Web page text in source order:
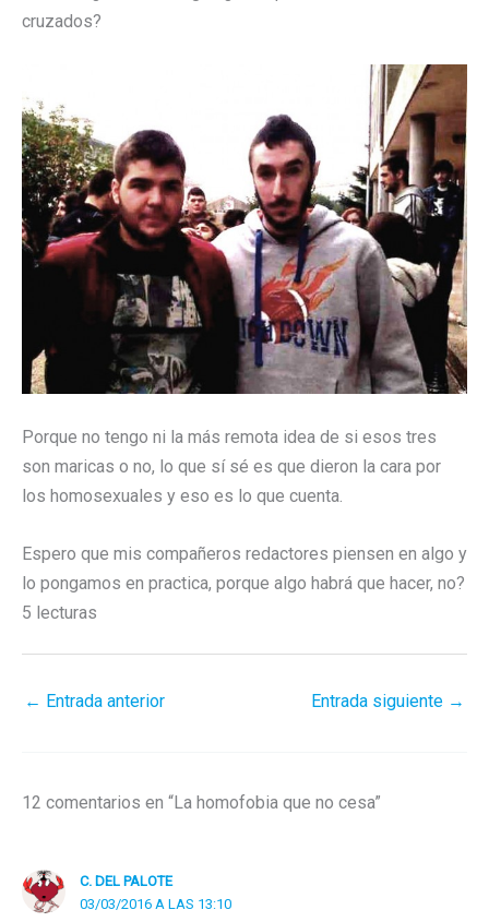
cruzados?
Porque no tengo ni la más remota idea de si esos tres
son maricas o no, lo que sí sé es que dieron la cara por
los homosexuales y eso es lo que cuenta.
Espero que mis compañeros redactores piensen en algo y
lo pongamos en practica, porque algo habrá que hacer, no?
5 lecturas
← Entrada anterior Entrada siguiente →
12 comentarios en “La homofobia que no cesa”
C. DEL PALOTE
03/03/2016 A LAS 13:10